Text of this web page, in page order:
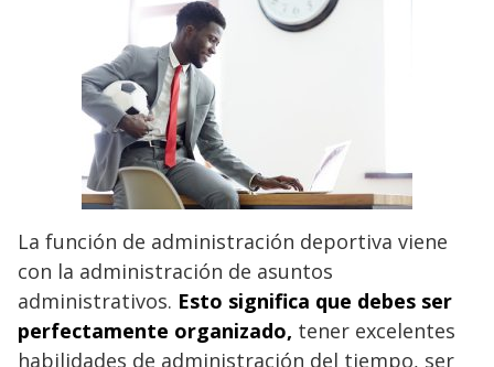
La función de administración deportiva viene
con la administración de asuntos
administrativos. Esto significa que debes ser
perfectamente organizado, tener excelentes
habilidades de administración del tiempo, ser